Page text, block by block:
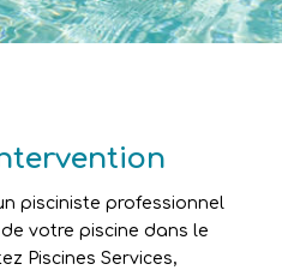
pisciniste professionnel
votre piscine dans le
Piscines Services,